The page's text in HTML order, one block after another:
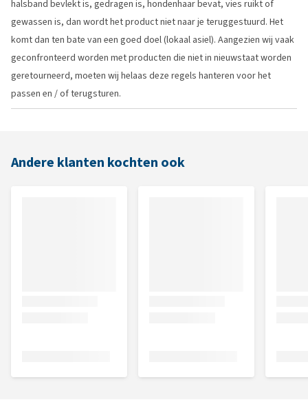
halsband bevlekt is, gedragen is, hondenhaar bevat, vies ruikt of
gewassen is, dan wordt het product niet naar je teruggestuurd. Het
komt dan ten bate van een goed doel (lokaal asiel). Aangezien wij vaak
geconfronteerd worden met producten die niet in nieuwstaat worden
geretourneerd, moeten wij helaas deze regels hanteren voor het
passen en / of terugsturen.
Andere klanten kochten ook